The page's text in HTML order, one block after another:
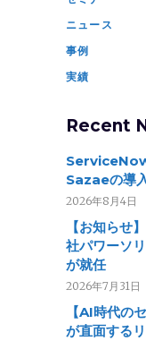
ニュース
事例
実績
Recent
ServiceNow
Sazaeの導
2026年8月4日
【お知らせ
社パワーソ
が就任
2026年7月31日
【AI時代の
が直面する